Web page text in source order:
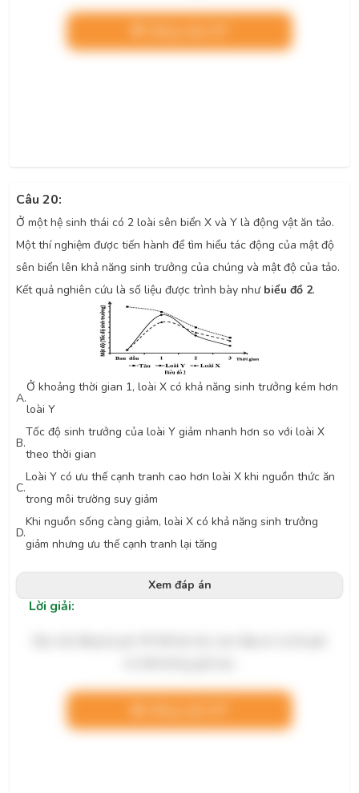
Câu 20:
Ở một hệ sinh thái có 2 loài sên biển X và Y là động vật ăn tảo.
Một thí nghiệm được tiến hành để tìm hiểu tác động của mật độ
sên biển lên khả năng sinh trưởng của chúng và mật độ của tảo.
Kết quả nghiên cứu là số liệu được trình bày như biểu đồ 2.
A.
Ở khoảng thời gian 1, loài X có khả năng sinh trưởng kém hơn
loài Y
B.
Tốc độ sinh trưởng của loài Y giảm nhanh hơn so với loài X
theo thời gian
C.
Loài Y có ưu thế cạnh tranh cao hơn loài X khi nguồn thức ăn
trong môi trường suy giảm
D.
Khi nguồn sống càng giảm, loài X có khả năng sinh trưởng
giảm nhưng ưu thế cạnh tranh lại tăng
Xem đáp án
Lời giải: